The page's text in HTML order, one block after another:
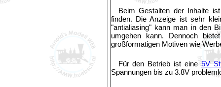
Beim Gestalten der Inhalte
finden. Die Anzeige ist sehr
"antialiasing" kann man in den
umgehen kann. Dennoch
großformatigen Motiven wie
Für den Betrieb ist eine5V
Spannungen bis zu 3.8V